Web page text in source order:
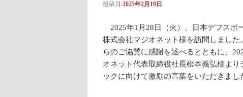
投稿日:2025年2月19日
2025年1月28日（火）、日本デフスポ
株式会社マジオネット様を訪問しまし
らのご協賛に感謝を述べるとともに、
オネット代表取締役社長松本義弘様よ
ックに向けて激励の言葉をいただきまし